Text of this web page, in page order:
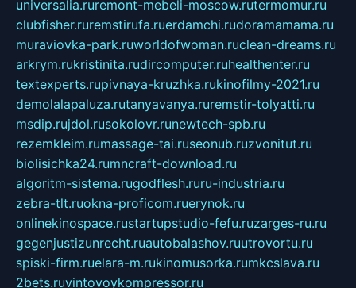
universalia.ruremont-mebeli-moscow.rutermomur.ru
clubfisher.ruremstirufa.ruerdamchi.rudoramamama.ru
muraviovka-park.ruworldofwoman.ruclean-dreams.ru
arkrym.rukristinita.rudircomputer.ruhealthenter.ru
textexperts.rupivnaya-kruzhka.rukinofilmy-2021.ru
demolalapaluza.rutanyavanya.ruremstir-tolyatti.ru
msdip.rujdol.rusokolovr.runewtech-spb.ru
rezemkleim.rumassage-tai.ruseonub.ruzvonitut.ru
biolisichka24.rumncraft-download.ru
algoritm-sistema.rugodflesh.ruru-industria.ru
zebra-tlt.ruokna-proficom.ruerynok.ru
onlinekinospace.rustartupstudio-fefu.ruzarges-ru.ru
gegenjustizunrecht.ruautobalashov.ruutrovortu.ru
spiski-firm.ruelara-m.rukinomusorka.rumkcslava.ru
2bets.ruvintovoykompressor.ru